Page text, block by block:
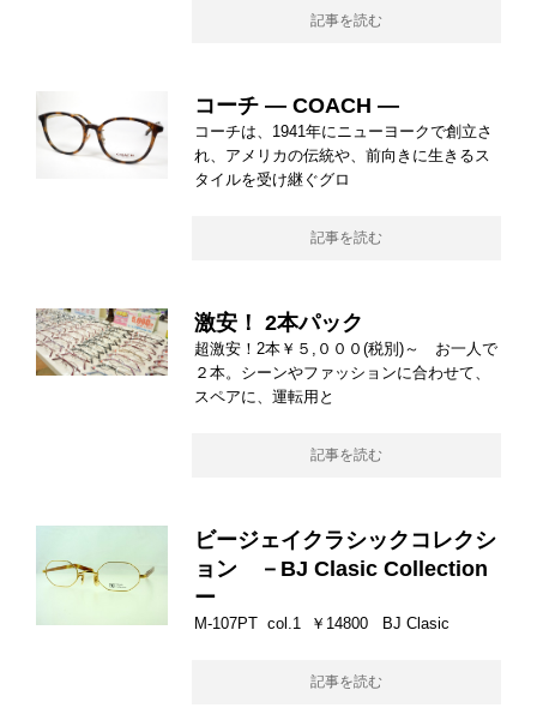
記事を読む
コーチ ― COACH ―
コーチは、1941年にニューヨークで創立さ
れ、アメリカの伝統や、前向きに生きるス
タイルを受け継ぐグロ
記事を読む
激安！ 2本パック
超激安！2本￥５,０００(税別)～ お一人で
２本。シーンやファッションに合わせて、
スペアに、運転用と
記事を読む
ビージェイクラシックコレクシ
ョン －BJ Clasic Collection
ー
M-107PT col.1 ￥14800 BJ Clasic
記事を読む